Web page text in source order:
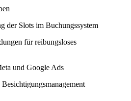
der Slots im Buchungssystem
für reibungsloses
und Google Ads